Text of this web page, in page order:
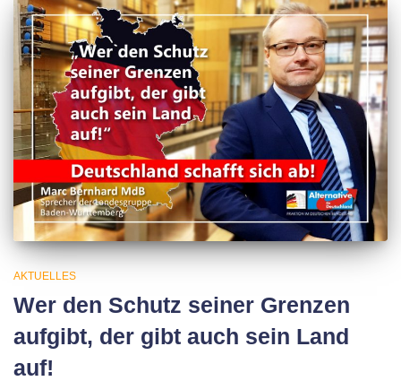
AKTUELLES
Wer den Schutz seiner Grenzen
aufgibt, der gibt auch sein Land
auf!